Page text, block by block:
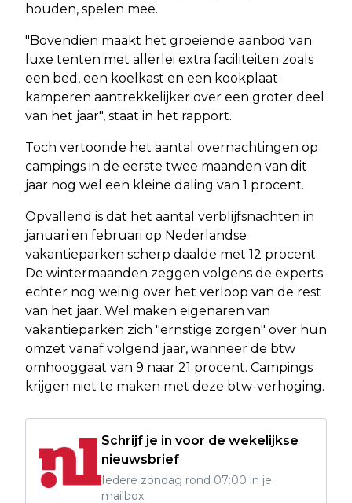
houden, spelen mee.
"Bovendien maakt het groeiende aanbod van
luxe tenten met allerlei extra faciliteiten zoals
een bed, een koelkast en een kookplaat
kamperen aantrekkelijker over een groter deel
van het jaar", staat in het rapport.
Toch vertoonde het aantal overnachtingen op
campings in de eerste twee maanden van dit
jaar nog wel een kleine daling van 1 procent.
Opvallend is dat het aantal verblijfsnachten in
januari en februari op Nederlandse
vakantieparken scherp daalde met 12 procent.
De wintermaanden zeggen volgens de experts
echter nog weinig over het verloop van de rest
van het jaar. Wel maken eigenaren van
vakantieparken zich "ernstige zorgen" over hun
omzet vanaf volgend jaar, wanneer de btw
omhooggaat van 9 naar 21 procent. Campings
krijgen niet te maken met deze btw-verhoging.
Schrijf je in voor de wekelijkse
nieuwsbrief
Iedere zondag rond 07:00 in je
mailbox